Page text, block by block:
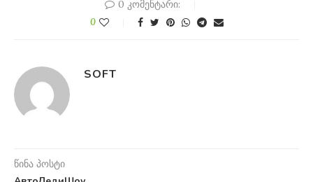
0 კომენტარი:
0
SOFT
წინა პოსტი